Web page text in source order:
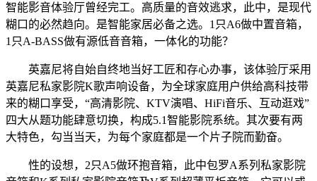
智能影音体验厅曾经完工。高质量的音效逃求，此中，是现代
糊口的必然趋向。是智能家居必备之选。1只A6做中置音箱，
1只A-BASS做有源低音音箱，一体化的功能？
英嘉尼将自始自终地当好工匠和存心办事，该体验厅采用
英嘉尼私家影院K歌声响设备，为全球家庭用户供给高科技带
来的糊口享受，“高清影院、KTV演唱、HiFi音乐、互动逛戏”
四大从题功能肆意切换，构成5.1智能影院系统。其次要有两
大特色，勾当当天，为每个家庭都是一个片子院而勤奋。
性的设想，2只A5做环抱音箱，此中包罗A系列私家影院